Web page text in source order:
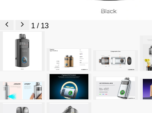
1 / 13